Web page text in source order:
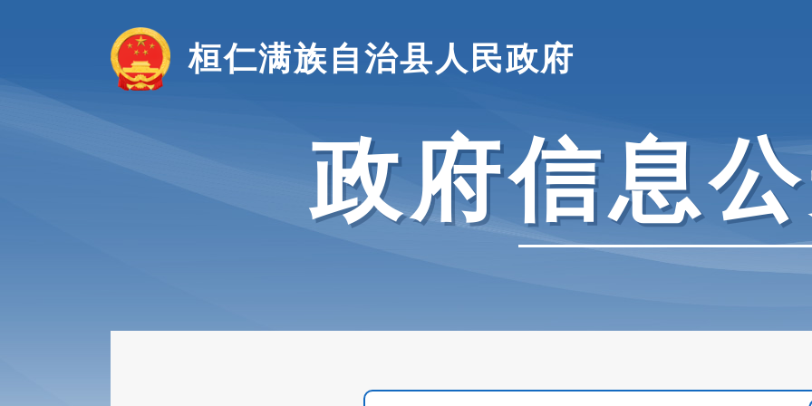
桓仁满族自治县人民政府
政府信息